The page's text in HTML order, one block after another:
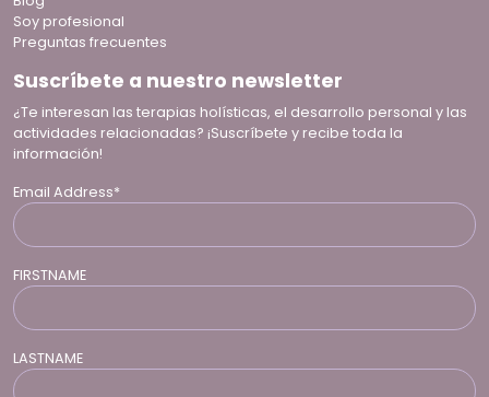
Soy profesional
Preguntas frecuentes
Suscríbete a nuestro newsletter
¿Te interesan las terapias holísticas, el desarrollo personal y las
actividades relacionadas? ¡Suscríbete y recibe toda la
información!
Email Address*
FIRSTNAME
LASTNAME